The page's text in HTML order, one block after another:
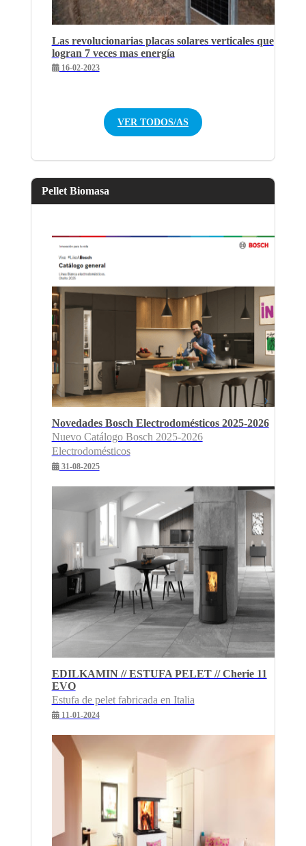
Las revolucionarias placas solares verticales que
logran 7 veces mas energía
16-02-2023
VER TODOS/AS
Pellet Biomasa
Novedades Bosch Electrodomésticos 2025-2026
Nuevo Catálogo Bosch 2025-2026
Electrodomésticos
31-08-2025
EDILKAMIN // ESTUFA PELET // Cherie 11
EVO
Estufa de pelet fabricada en Italia
11-01-2024